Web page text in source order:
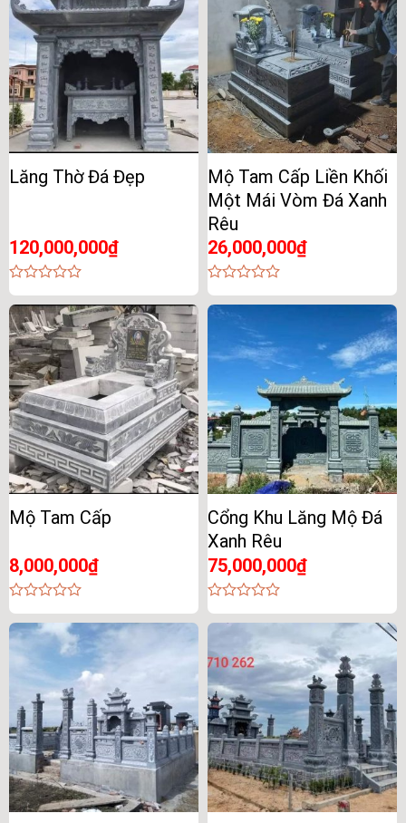
Lăng Thờ Đá Đẹp
120,000,000₫
0
out
of
5
Mộ Tam Cấp Liền Khối
Một Mái Vòm Đá Xanh
Rêu
26,000,000₫
0
out
Mộ Tam Cấp
8,000,000₫
0
out
of
5
Cổng Khu Lăng Mộ Đá
Xanh Rêu
75,000,000₫
0
out
5